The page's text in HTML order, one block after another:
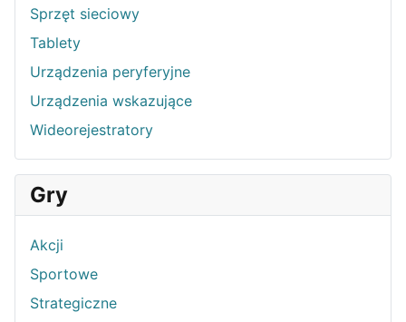
Sprzęt sieciowy
Tablety
Urządzenia peryferyjne
Urządzenia wskazujące
Wideorejestratory
Gry
Akcji
Sportowe
Strategiczne